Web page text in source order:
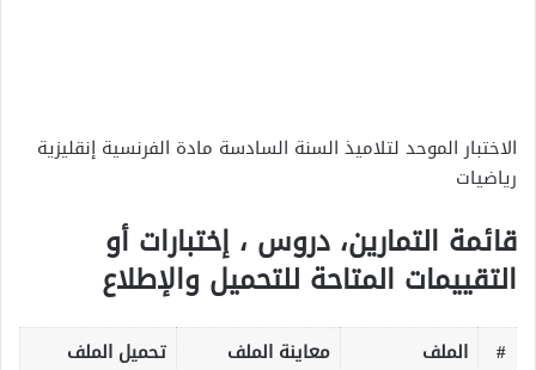
الاختبار الموحد لتلاميذ السنة السادسة مادة الفرنسية إنقليزية
رياضيات
قائمة التمارين، دروس ، إختبارات أو
التقييمات المتاحة للتحميل والإطلاع
# الملف معاينة الملف
تحميل الملف